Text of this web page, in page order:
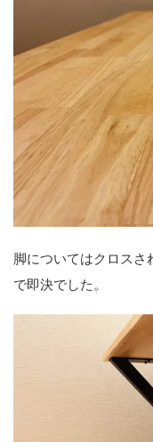
脚についてはクロス
で即決でした。